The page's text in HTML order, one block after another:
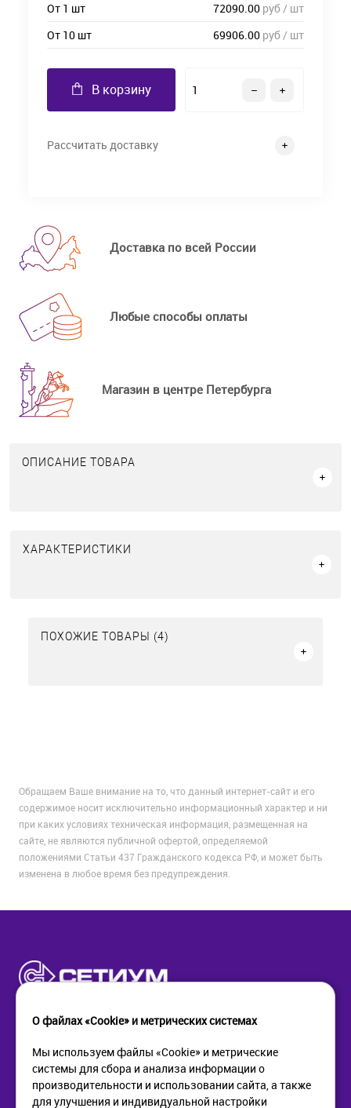
От 1 шт 72090.00 руб / шт
От 10 шт
69906.00 руб / шт
В корзину
Рассчитать доставку
Доставка по всей России
Любые способы оплаты
Магазин в центре Петербурга
ОПИСАНИЕ ТОВАРА
ХАРАКТЕРИСТИКИ
ПОХОЖИЕ ТОВАРЫ (4)
Обращаем Ваше внимание на то, что данный интернет-сайт и его
содержимое носит исключительно информационный характер и ни
при каких условиях техническая информация, размещенная на
сайте, не являются публичной офертой, определяемой
положениями Статьи 437 Гражданского кодекса РФ, и может быть
изменена в любое время без предупреждения.
КОМПАНИЯ
О компании
ПОМОЩЬ
Как купить
О файлах «Cookie» и метрических системах
Мы используем файлы «Cookie» и метрические
системы для сбора и анализа информации о
производительности и использовании сайта, а также
для улучшения и индивидуальной настройки